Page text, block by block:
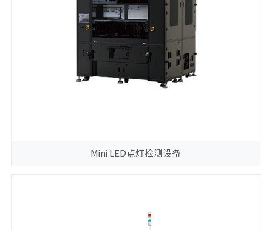
Mini LED点灯检测设备